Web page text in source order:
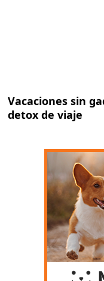
Vacaciones sin
detox de viaje